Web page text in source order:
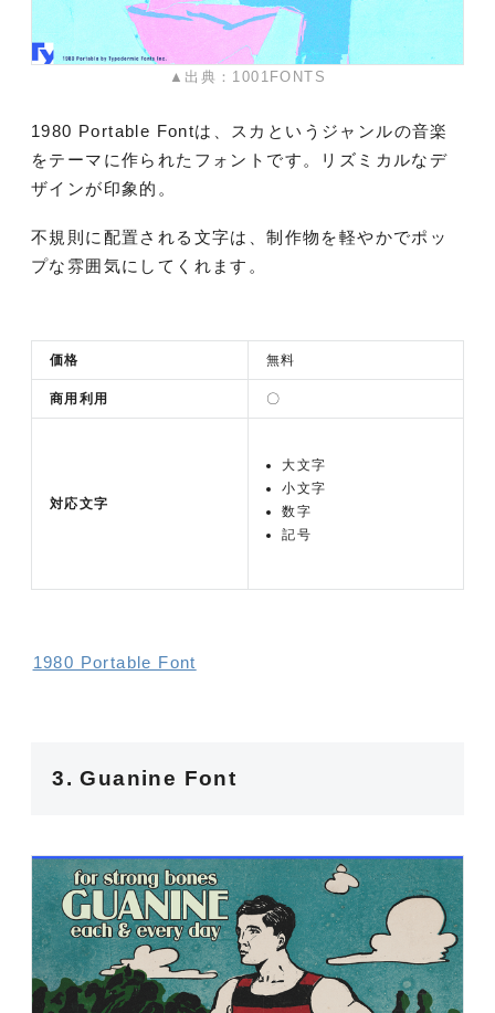
▲出典：1001FONTS
1980 Portable Fontは、スカというジャンルの音楽
をテーマに作られたフォントです。リズミカルなデ
ザインが印象的。
不規則に配置される文字は、制作物を軽やかでポッ
プな雰囲気にしてくれます。
価格 無料
商用利用 〇
対応文字
大文字
小文字
数字
記号
1980 Portable Font
3. Guanine Font